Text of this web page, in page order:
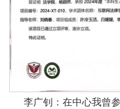
李广钊：在中心我曾